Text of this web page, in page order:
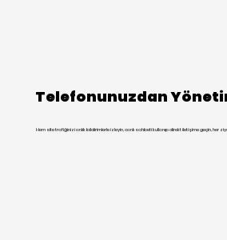
Telefonunuzdan
Hem site trafiğinizi anlık bildirimlerle izleyin, canlı sohbeti kullanıp direkt iletişime geçin, her